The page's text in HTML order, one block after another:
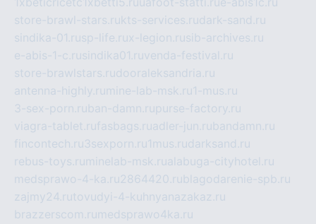
store-brawl-stars.rukts-services.rudark-sand.ru
sindika-01.rusp-life.rux-legion.rusib-archives.ru
e-abis-1-c.rusindika01.ruvenda-festival.ru
store-brawlstars.rudooraleksandria.ru
antenna-highly.ru mine-lab-msk.ru1-mus.ru
3-sex-porn.ruban-damn.rupurse-factory.ru
viagra-tablet.rufasbags.ruadler-jun.rubandamn.ru
fincontech.ru3sexporn.ru1mus.rudarksand.ru
rebus-toys.ru minelab-msk.rualabuga-cityhotel.ru
medsprawo-4-ka.ru2864420.rublagodarenie-spb.ru
zajmy24.rutovudyi-4-kuhnyanazakaz.ru
brazzerscom.ru medsprawo4ka.ru